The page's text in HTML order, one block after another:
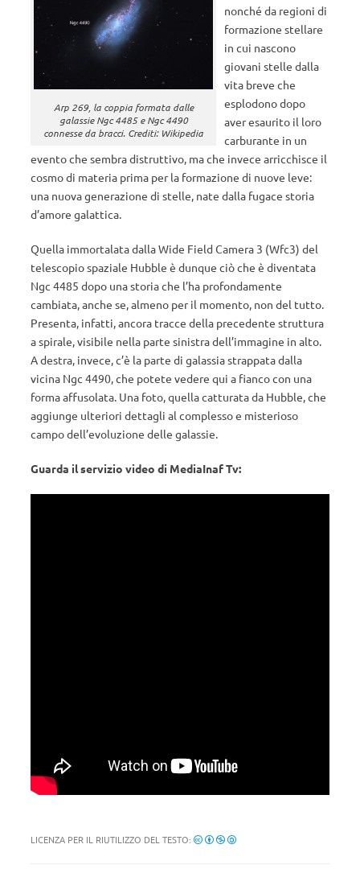
Arp 269, la coppia formata dalle
galassie Ngc 4485 e Ngc 4490
connesse da bracci. Crediti: Wikipedia
nonché da regioni di
formazione stellare
in cui nascono
giovani stelle dalla
vita breve che
esplodono dopo
aver esaurito il loro
carburante in un
evento che sembra distruttivo, ma che invece arricchisce il
cosmo di materia prima per la formazione di nuove leve:
una nuova generazione di stelle, nate dalla fugace storia
d’amore galattica.
Quella immortalata dalla Wide Field Camera 3 (Wfc3) del
telescopio spaziale Hubble è dunque ciò che è diventata
Ngc 4485 dopo una storia che l’ha profondamente
cambiata, anche se, almeno per il momento, non del tutto.
Presenta, infatti, ancora tracce della precedente struttura
a spirale, visibile nella parte sinistra dell’immagine in alto.
A destra, invece, c’è la parte di galassia strappata dalla
vicina Ngc 4490, che potete vedere qui a fianco con una
forma affusolata. Una foto, quella catturata da Hubble, che
aggiunge ulteriori dettagli al complesso e misterioso
campo dell’evoluzione delle galassie.
Guarda il servizio video di MediaInaf Tv:
LICENZA PER IL RIUTILIZZO DEL TESTO: